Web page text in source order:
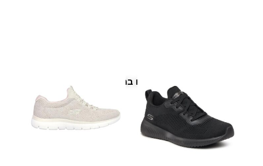
פריטים נוספים במיוחד בשבילך